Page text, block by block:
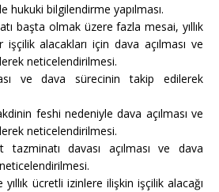
hukuki bilgilendirme yapılması.
başta olmak üzere fazla mesai, yıllık
alacakları için dava açılması ve
neticelendirilmesi.
ve dava sürecinin takip edilerek
feshi nedeniyle dava açılması ve
neticelendirilmesi.
davası açılması ve dava
ücretli izinlere ilişkin işçilik alacağı